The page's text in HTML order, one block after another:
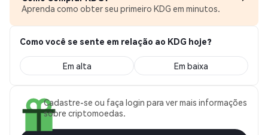
Aprenda como obter seu primeiro KDG em minutos.
Como você se sente em relação ao KDG hoje?
Em alta Em baixa
Cadastre-se ou faça login para ver mais informações
sobre criptomoedas.